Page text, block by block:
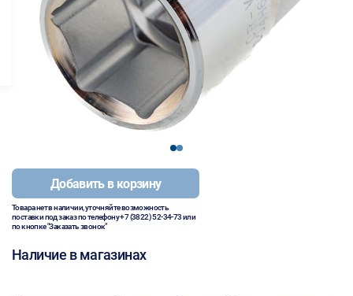
12
Добавить в корзину
Товара нет в наличии, уточняйте возможность
поставки под заказ по телефону+7 (3822) 52-34-73или
по кнопке "Заказать звонок"
Наличие в магазинах